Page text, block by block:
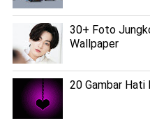
30+ Foto
Wallpaper
20 Gambar Hati